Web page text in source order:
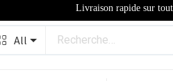
Livraison rapide sur
All